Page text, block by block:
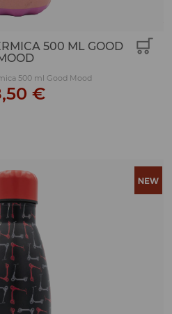
500 ML GOOD
500 ml Good Mood
€